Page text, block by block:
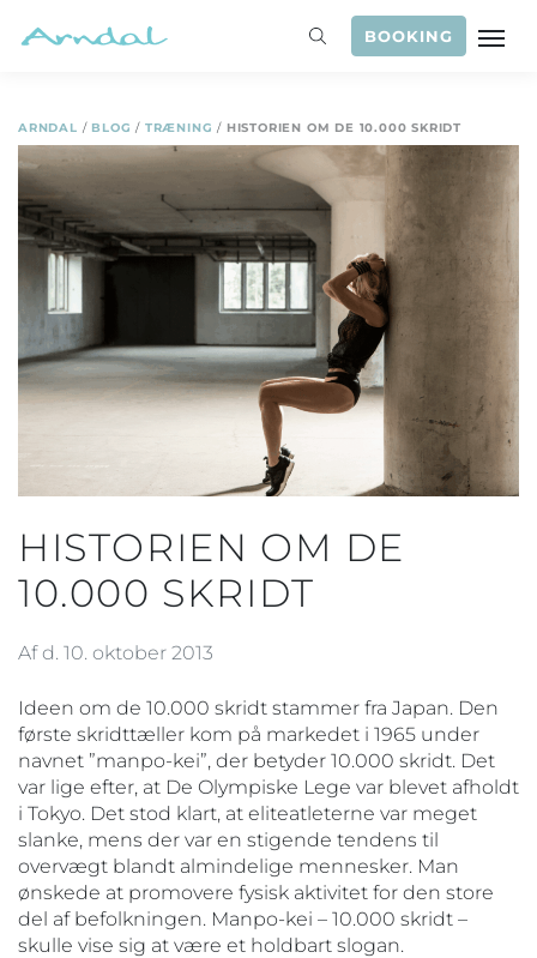
BOOKING
ARNDAL / BLOG / TRÆNING / HISTORIEN OM DE 10.000 SKRIDT
HISTORIEN OM DE
10.000 SKRIDT
Af d. 10. oktober 2013
Ideen om de 10.000 skridt stammer fra Japan. Den
første skridttæller kom på markedet i 1965 under
navnet ”manpo-kei”, der betyder 10.000 skridt. Det
var lige efter, at De Olympiske Lege var blevet afholdt
i Tokyo. Det stod klart, at eliteatleterne var meget
slanke, mens der var en stigende tendens til
overvægt blandt almindelige mennesker. Man
ønskede at promovere fysisk aktivitet for den store
del af befolkningen. Manpo-kei – 10.000 skridt –
skulle vise sig at være et holdbart slogan.